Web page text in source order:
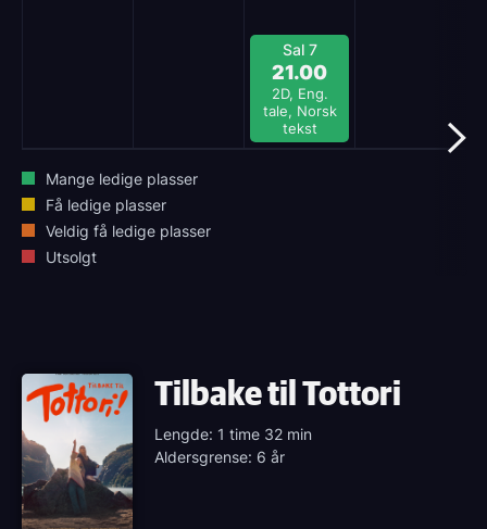
Sal 7
21.00
2D, Eng.
tale, Norsk
tekst
Mange ledige plasser
Få ledige plasser
Veldig få ledige plasser
Utsolgt
Tilbake til Tottori
Lengde: 1 time 32 min
Aldersgrense: 6 år